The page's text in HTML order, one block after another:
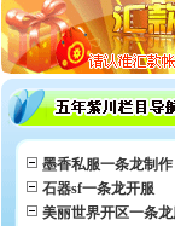
墨香私服一条龙制作
石器sf一条龙开服
美丽世界开区一条